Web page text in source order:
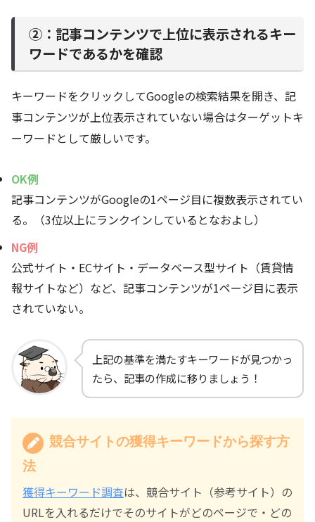
②：記事コンテンツで上位に表示されるキー
ワードであるかを確認
キーワードをクリックしてGoogleの検索結果を開き、記
事コンテンツが上位表示されていない場合はターゲットキ
ーワードとして厳しいです。
OK例
記事コンテンツがGoogleの1ページ目に複数表示されてい
る。（3位以上にランクインしているとなおよし）
NG例
公式サイト・ECサイト・データベース型サイト（賃貸情
報サイトなど）など、記事コンテンツが1ページ目に表示
されていない。
上記の基準を満たすキーワードが見つかっ
たら、記事の作成に移りましょう！
競合サイトの獲得キーワードから探す方
法
獲得キーワード調査は、競合サイト（参考サイト）の
URLを入れるだけでそのサイトがどのページで・どの